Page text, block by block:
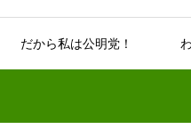
だから私は公明党！